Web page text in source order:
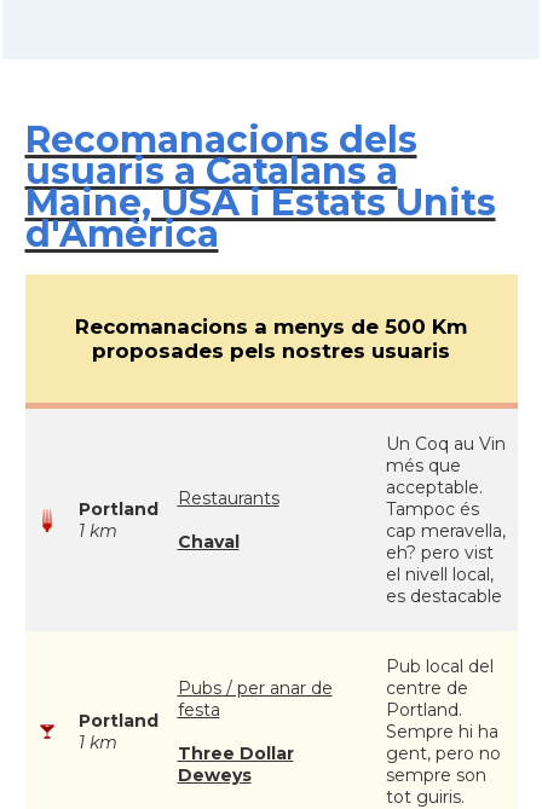
Recomanacions dels
usuaris a Catalans a
Maine, USA i Estats Units
d'Amèrica
Recomanacions a menys de 500 Km
proposades pels nostres usuaris
Portland
1 km
Restaurants
Chaval
Un Coq au Vin
més que
acceptable.
Tampoc és
cap meravella,
eh? pero vist
el nivell local,
es destacable
Portland
1 km
Pubs / per anar de
festa
Three Dollar
Deweys
Pub local del
centre de
Portland.
Sempre hi ha
gent, pero no
sempre son
tot guiris.